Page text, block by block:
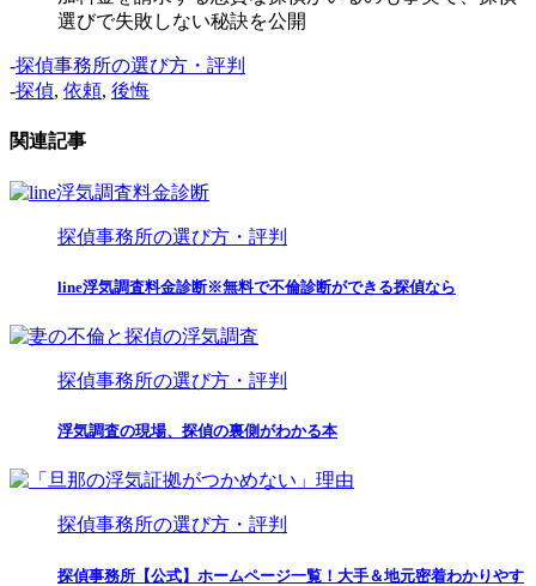
選びで失敗しない秘訣を公開
-探偵事務所の選び方・評判
-探偵, 依頼, 後悔
関連記事
探偵事務所の選び方・評判
line浮気調査料金診断※無料で不倫診断ができる探偵なら
探偵事務所の選び方・評判
浮気調査の現場、探偵の裏側がわかる本
探偵事務所の選び方・評判
探偵事務所【公式】ホームページ一覧！大手＆地元密着わかりやす